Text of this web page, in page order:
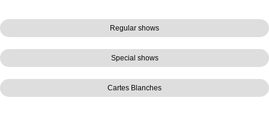
Regular shows
Special shows
Cartes Blanches